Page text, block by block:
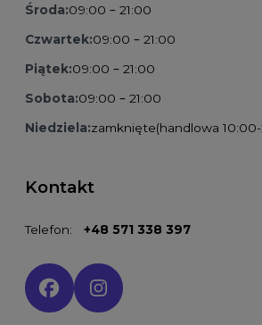
Środa:09:00 – 21:00
Czwartek:09:00 – 21:00
Piątek:09:00 – 21:00
Sobota:09:00 – 21:00
Niedziela:zamknięte(handlowa
Kontakt
Telefon: +48 571 338 397
Social media: